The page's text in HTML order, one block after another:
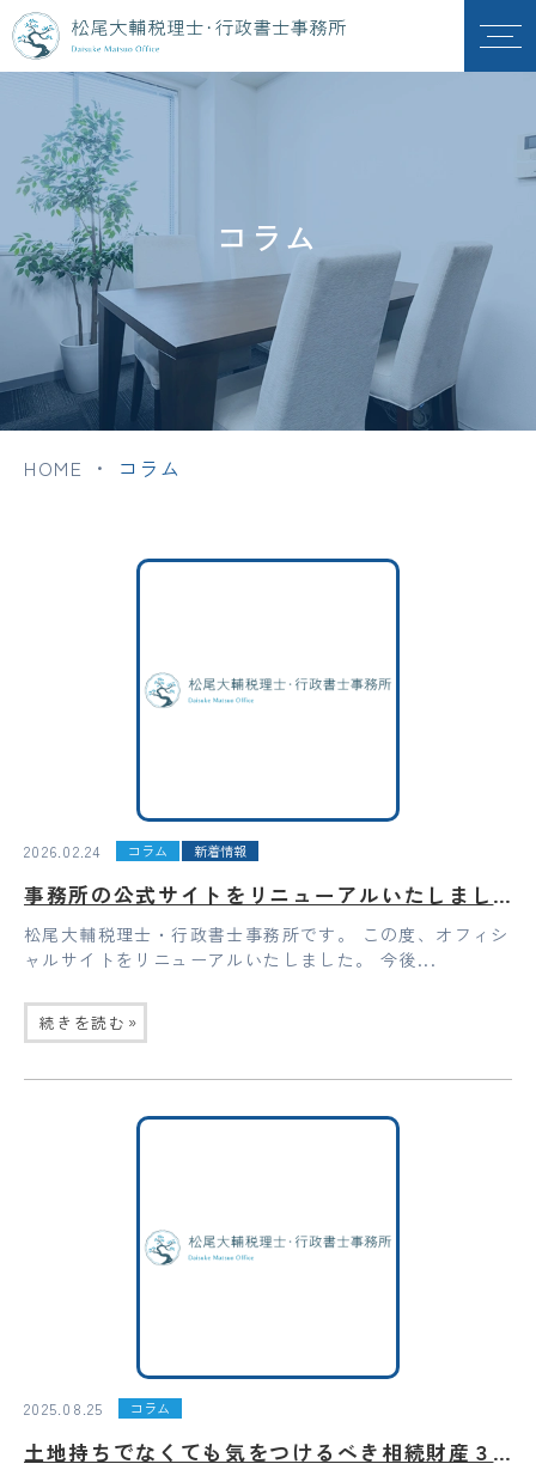
コラム
HOME ・ コラム
2026.02.24 コラム 新着情報
事務所の公式サイトをリニューアルいたしました
松尾大輔税理士・行政書士事務所です。 この度、オフィシ
ャルサイトをリニューアルいたしました。 今後...
続きを読む »
2025.08.25 コラム
土地持ちでなくても気をつけるべき相続財産３選